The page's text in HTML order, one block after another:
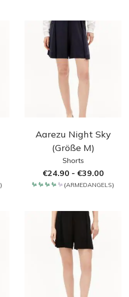
)
Aarezu Night Sky
(Größe M)
Shorts
€24.90 - €39.00
(ARMEDANGELS)